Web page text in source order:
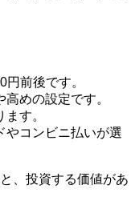
前後です。
めの設定です。
す。
やコンビニ払いが選
、投資する価値があ